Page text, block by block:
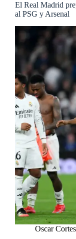
El Real Madrid
al PSG y Arsenal
Oscar Cortes